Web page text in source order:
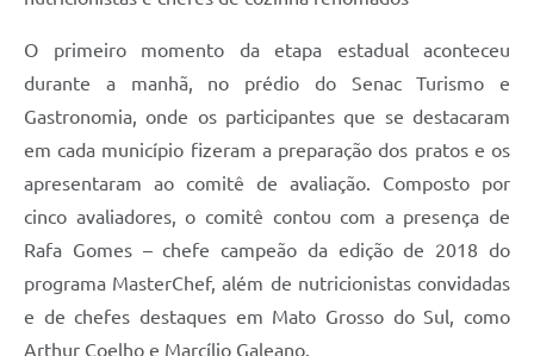
O primeiro momento da etapa estadual aconteceu
durante a manhã, no prédio do Senac Turismo e
Gastronomia, onde os participantes que se destacaram
em cada município fizeram a preparação dos pratos e os
apresentaram ao comitê de avaliação. Composto por
cinco avaliadores, o comitê contou com a presença de
Rafa Gomes – chefe campeão da edição de 2018 do
programa MasterChef, além de nutricionistas convidadas
e de chefes destaques em Mato Grosso do Sul, como
Arthur Coelho e Marcílio Galeano.